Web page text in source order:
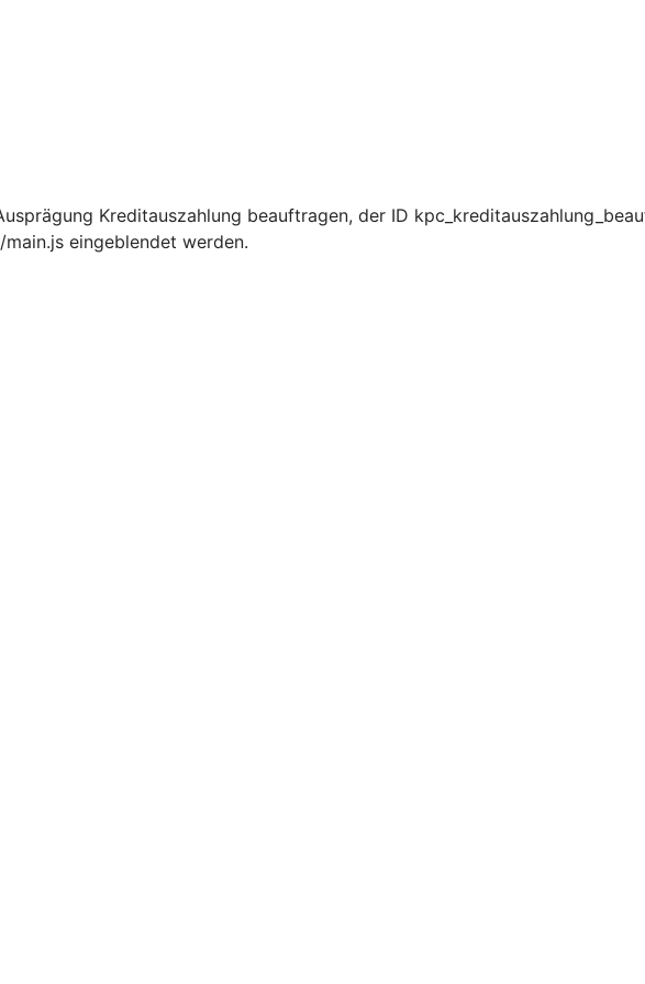
Kreditauszahlung beauftragen, der ID
eingeblendet werden.